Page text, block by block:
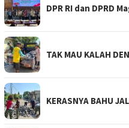
DPR RI dan DPRD
TAK MAU KALAH
KERASNYA BAHU